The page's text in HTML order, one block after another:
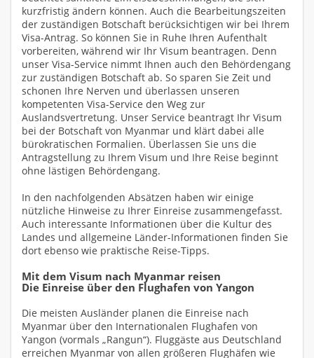
kurzfristig ändern können. Auch die Bearbeitungszeiten
der zuständigen Botschaft berücksichtigen wir bei Ihrem
Visa-Antrag. So können Sie in Ruhe Ihren Aufenthalt
vorbereiten, während wir Ihr Visum beantragen. Denn
unser Visa-Service nimmt Ihnen auch den Behördengang
zur zuständigen Botschaft ab. So sparen Sie Zeit und
schonen Ihre Nerven und überlassen unseren
kompetenten Visa-Service den Weg zur
Auslandsvertretung. Unser Service beantragt Ihr Visum
bei der Botschaft von Myanmar und klärt dabei alle
bürokratischen Formalien. Überlassen Sie uns die
Antragstellung zu Ihrem Visum und Ihre Reise beginnt
ohne lästigen Behördengang.
In den nachfolgenden Absätzen haben wir einige
nützliche Hinweise zu Ihrer Einreise zusammengefasst.
Auch interessante Informationen über die Kultur des
Landes und allgemeine Länder-Informationen finden Sie
dort ebenso wie praktische Reise-Tipps.
Mit dem Visum nach Myanmar reisen
Die Einreise über den Flughafen von Yangon
Die meisten Ausländer planen die Einreise nach
Myanmar über den Internationalen Flughafen von
Yangon (vormals „Rangun“). Fluggäste aus Deutschland
erreichen Myanmar von allen größeren Flughäfen wie